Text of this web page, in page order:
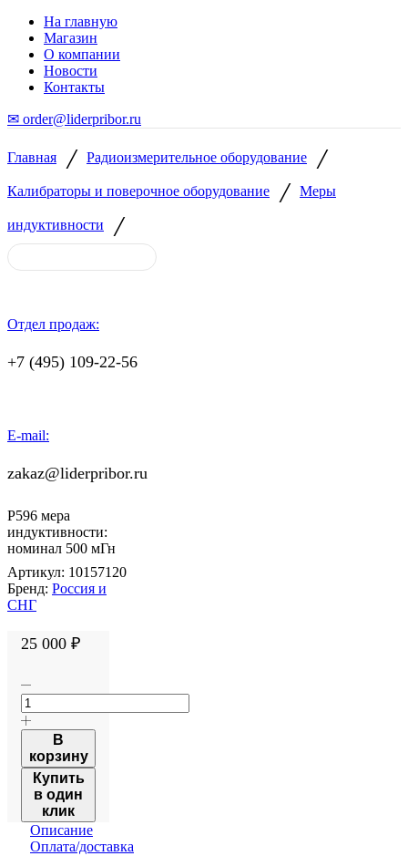
На главную
Магазин
О компании
Новости
Контакты
✉ order@liderpribor.ru
Главная / Радиоизмерительное оборудование /
Калибраторы и поверочное оборудование / Меры
индуктивности /
Отдел продаж:
+7 (495) 109-22-56
E-mail:
zakaz@liderpribor.ru
Р596 мера
индуктивности:
номинал 500 мГн
Артикул: 10157120
Бренд: Россия и
СНГ
25 000 ₽
Количество
Р596
мера
индуктивности:
номинал
500
мГн
В
корзину
Купить
в один
клик
Описание
Оплата/доставка